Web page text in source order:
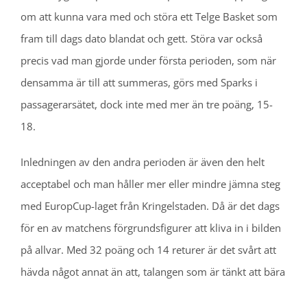
om att kunna vara med och störa ett Telge Basket som
fram till dags dato blandat och gett. Störa var också
precis vad man gjorde under första perioden, som när
densamma är till att summeras, görs med Sparks i
passagerarsätet, dock inte med mer än tre poäng, 15-
18.
Inledningen av den andra perioden är även den helt
acceptabel och man håller mer eller mindre jämna steg
med EuropCup-laget från Kringelstaden. Då är det dags
för en av matchens förgrundsfigurer att kliva in i bilden
på allvar. Med 32 poäng och 14 returer är det svårt att
hävda något annat än att, talangen som är tänkt att bära